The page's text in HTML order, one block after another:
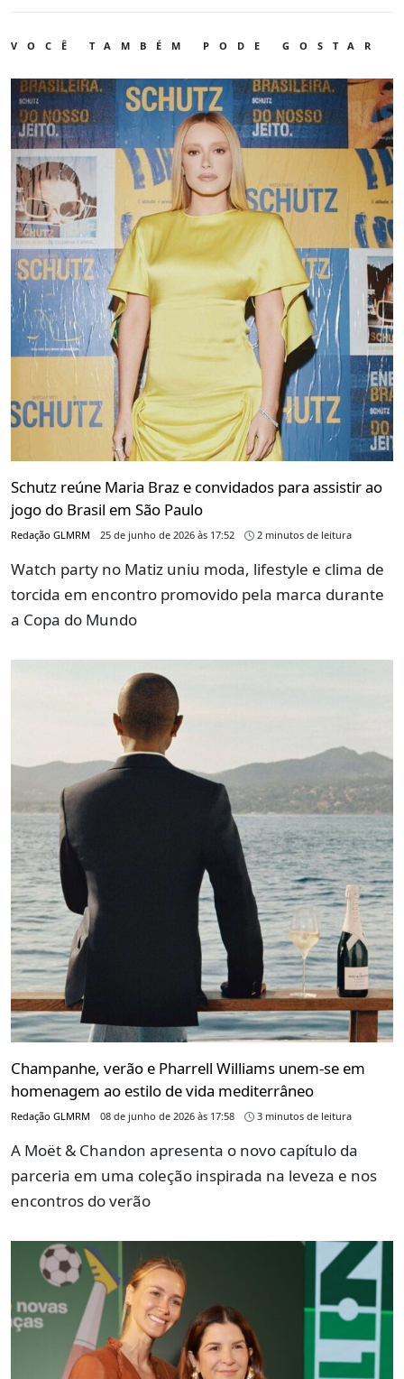
VOCÊ TAMBÉM PODE GOSTAR
Schutz reúne Maria Braz e convidados para assistir ao
jogo do Brasil em São Paulo
Redação GLMRM 25 de junho de 2026 às 17:52 2 minutos de leitura
Watch party no Matiz uniu moda, lifestyle e clima de
torcida em encontro promovido pela marca durante
a Copa do Mundo
Champanhe, verão e Pharrell Williams unem-se em
homenagem ao estilo de vida mediterrâneo
Redação GLMRM 08 de junho de 2026 às 17:58 3 minutos de leitura
A Moët & Chandon apresenta o novo capítulo da
parceria em uma coleção inspirada na leveza e nos
encontros do verão